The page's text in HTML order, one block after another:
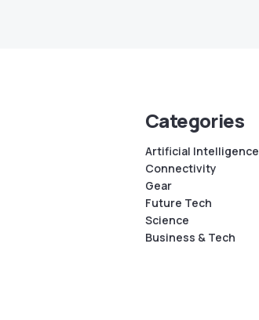
Categories
Artificial Intelligence
Connectivity
Gear
Future Tech
Science
Business & Tech